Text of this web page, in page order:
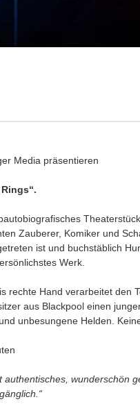
Media präsentieren
Zauberer, Komiker und
ist und buchstäblich
Werk.
rechte Hand verarbeitet den
aus Blackpool einen
unbesungene Helden.
authentisches, wunderschön